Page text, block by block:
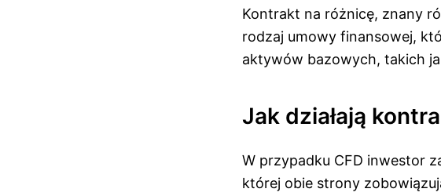
Kontrakt na różnicę, znany
rodzaj umowy finansowej,
aktywów bazowych, takich
Jak działają
W przypadku CFD inwestor
której obie strony